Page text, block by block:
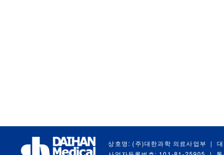
상호명: (주)대한과학 의료사업부 |